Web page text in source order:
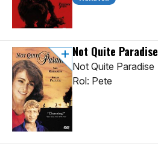
Not Quite Paradise
Not Quite Paradise
Rol: Pete